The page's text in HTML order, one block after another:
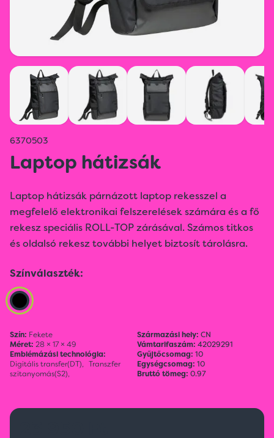
6370503
Laptop hátizsák
Laptop hátizsák párnázott laptop rekesszel a
megfelelő elektronikai felszerelések számára és a fő
rekesz speciális ROLL-TOP zárásával. Számos titkos
és oldalsó rekesz további helyet biztosít tárolásra.
Színválaszték:
Szín: Fekete
Méret: 28 × 17 × 49
Emblémázási technológia:
Digitális transfer(DT), Transzfer
szitanyomás(S2),
Származási hely: CN
Vámtarifaszám: 42029291
Gyűjtőcsomag: 10
Egységcsomag: 10
Bruttó tömeg: 0.97